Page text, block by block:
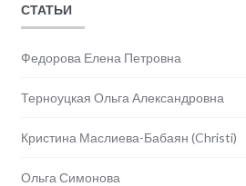
СТАТЬИ
Федорова Елена Петровна
Терноуцкая Ольга Александровна
Кристина Маслиева-Бабаян (Christi)
Ольга Симонова